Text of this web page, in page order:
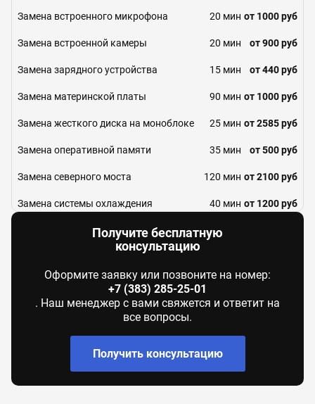
Замена встроенного микрофона 20 мин от 1000 руб
Замена встроенной камеры 20 мин от 900 руб
Замена зарядного устройства 15 мин от 440 руб
Замена материнской платы 90 мин от 1000 руб
Замена жесткого диска на моноблоке 25 мин от 2585 руб
Замена оперативной памяти 35 мин от 500 руб
Замена северного моста 120 мин от 2100 руб
Замена системы охлаждения 40 мин от 1200 руб
Замена шлейфа матрицы 30 мин
Настройка ОС от 1500 руб
Работа с настройками БИОС / UEFI 15 мин от 800 руб
Ремонт / замена звуковой карты 30 мин
Получите бесплатную
консультацию
Оформите заявку или позвоните на номер:
+7 (383) 285-25-01
. Наш менеджер с вами свяжется и ответит на
все вопросы.
Получить консультацию